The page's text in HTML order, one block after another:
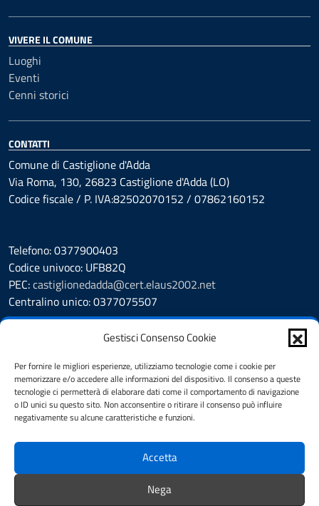
Gestisci Consenso Cookie
Per fornire le migliori esperienze, utilizziamo tecnologie come i cookie per
memorizzare e/o accedere alle informazioni del dispositivo. Il consenso a queste
tecnologie ci permetterà di elaborare dati come il comportamento di navigazione
o ID unici su questo sito. Non acconsentire o ritirare il consenso può influire
negativamente su alcune caratteristiche e funzioni.
Accetta
Nega
VIVERE IL COMUNE
Luoghi
Eventi
Cenni storici
CONTATTI
Comune di Castiglione d'Adda
Via Roma, 130, 26823 Castiglione d'Adda (LO)
Codice fiscale / P. IVA:82502070152 / 07862160152
Telefono: 0377900403
Codice univoco: UFB82Q
PEC:castiglionedadda@cert.elaus2002.net
Centralino unico: 0377075507
Prenotazione appuntamento
Segnalazione disservizio
Amministrazione Trasparente
Albo Pretorio
Cookie Policy
Dichiarazione di accessibilità
Obiettivi di accessibilità
Feedback